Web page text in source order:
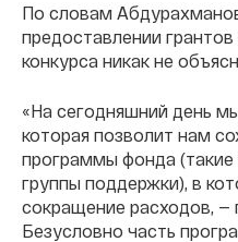
По словам
предоставлении
конкурса никак не
«На сегодняшний день
которая позволит нам
программы фонда (такие
группы поддержки), в
сокращение расходов,
Безусловно часть